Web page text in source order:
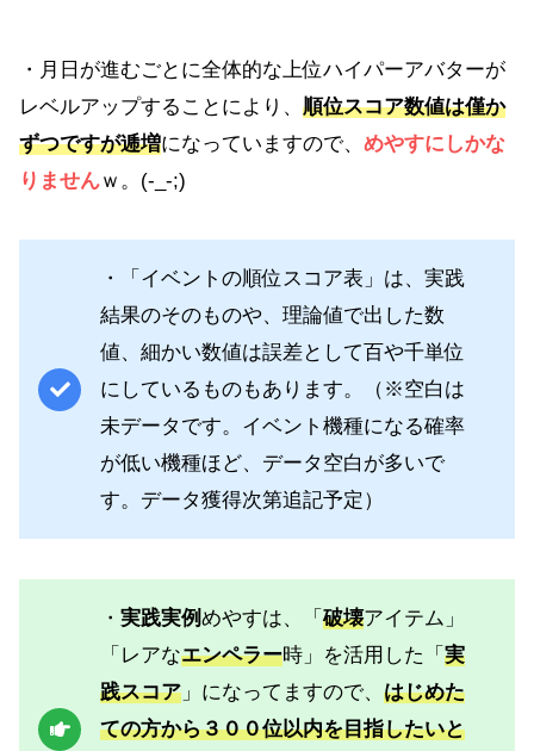
・月日が進むごとに全体的な上位ハイパーアバターが
レベルアップすることにより、 順位スコア数値は僅か
ずつですが逓増になっていますので、 めやすにしかな
りませんｗ。(-_-;)
・「イベントの順位スコア表」は、実践
結果のそのものや、理論値で出した数
値、細かい数値は誤差として百や千単位
にしているものもあります。（※空白は
未データです。イベント機種になる確率
が低い機種ほど、データ空白が多いで
す。データ獲得次第追記予定）
・ 実践実例めやすは、「 破壊アイテム」
「レアなエンペラー時」を活用した「 実
践スコア 」になってますので、 はじめた
ての方から３００位以内を目指したいと